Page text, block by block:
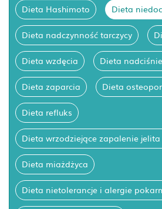
Dieta Hashimoto Dieta
Dieta nadczynność tarczycy
Dieta wzdęcia Dieta
Dieta zaparcia Dieta
Dieta refluks
Dieta wrzodziejące zapalenie
Dieta miażdżyca
Dieta nietolerancje i alergie